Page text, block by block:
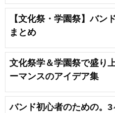
【文化祭・学園祭】バン
まとめ
文化祭学＆学園祭で盛り
ーマンスのアイデア集
バンド初心者のための。